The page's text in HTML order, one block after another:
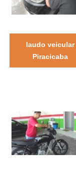
laudo veicular
Piracicaba